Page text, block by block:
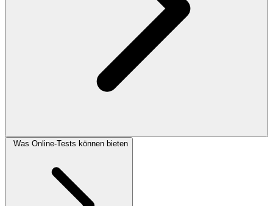
Was Online-Tests können bieten